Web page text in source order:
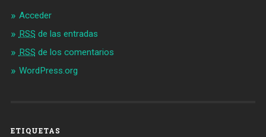
Acceder
RSS de las entradas
RSS de los comentarios
WordPress.org
ETIQUETAS